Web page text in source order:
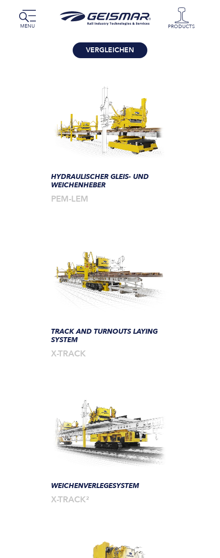
MENU PRODUCTS
VERGLEICHEN
HYDRAULISCHER GLEIS- UND
WEICHENHEBER
PEM-LEM
TRACK AND TURNOUTS LAYING
SYSTEM
X-TRACK
WEICHENVERLEGESYSTEM
X-TRACK²